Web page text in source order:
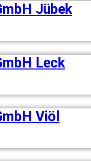
Jübek
Leck
Viöl